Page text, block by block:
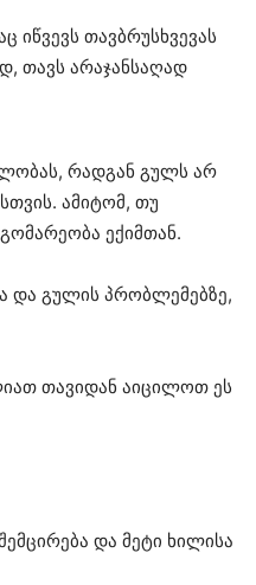
იწვევს თავბრუსხვევას
თავს არაჯანსაღად
რადგან გულს არ
ამიტომ, თუ
ექიმთან.
და გულის პრობლემებზე,
თავიდან აიცილოთ ეს
და მეტი ხილისა